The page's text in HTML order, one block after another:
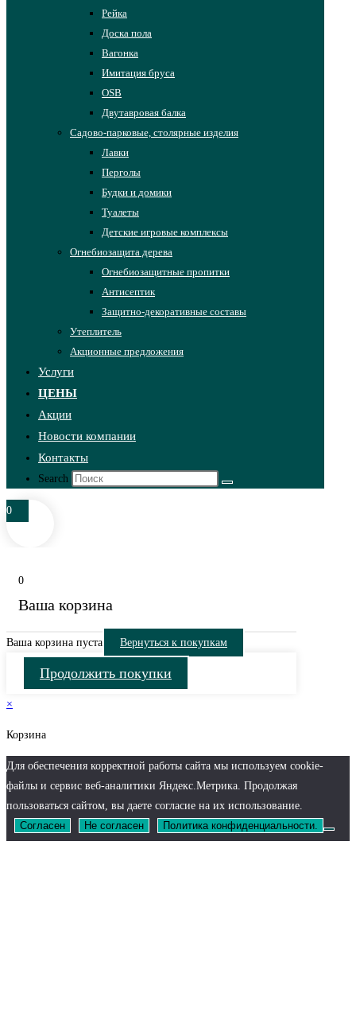
Рейка
Доска пола
Вагонка
Имитация бруса
OSB
Двутавровая балка
Садово-парковые, столярные изделия
Лавки
Перголы
Будки и домики
Туалеты
Детские игровые комплексы
Огнебиозащита дерева
Огнебиозащитные пропитки
Антисептик
Защитно-декоративные составы
Утеплитель
Акционные предложения
Услуги
ЦЕНЫ
Акции
Новости компании
Контакты
Search
0
0
Ваша корзина
Ваша корзина пуста Вернуться к покупкам
Продолжить покупки
×
Корзина
Для обеспечения корректной работы сайта мы используем cookie-
файлы и сервис веб-аналитики Яндекс.Метрика. Продолжая
пользоваться сайтом, вы даете согласие на их использование.
Согласен
Не согласен Политика конфиденциальности.